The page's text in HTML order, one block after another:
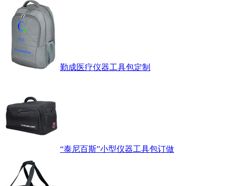
勤成医疗仪器工具包定制
“泰尼百斯”小型仪器工具包订做